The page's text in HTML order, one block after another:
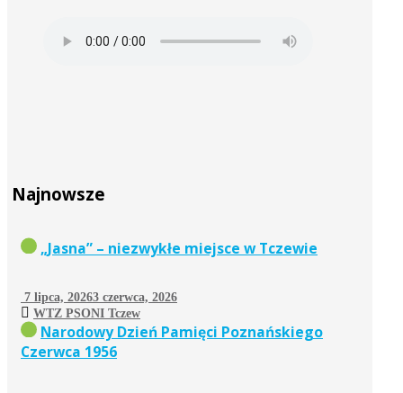
Najnowsze
„Jasna” – niezwykłe miejsce w Tczewie
7 lipca, 20263 czerwca, 2026
WTZ PSONI Tczew
Narodowy Dzień Pamięci Poznańskiego
Czerwca 1956